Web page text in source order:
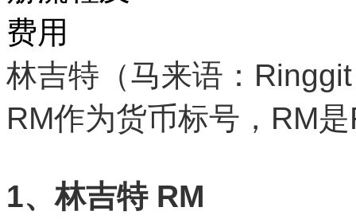
林吉特（马来语：
RM作为货币标号，RM
1、林吉特 RM